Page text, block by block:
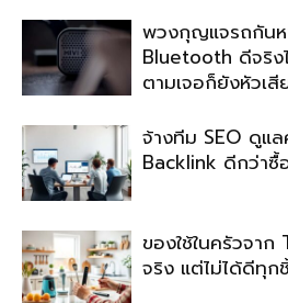
พวงกุญแจรถกัน
Bluetooth ดีจริง
ตามเจอก็ยังหัวเสี
จ้างทีม SEO ดูแ
Backlink ดีกว่าซื้
ของใช้ในครัวจา
จริง แต่ไม่ได้ดีทุก